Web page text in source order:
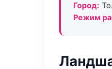
Город:
Режим